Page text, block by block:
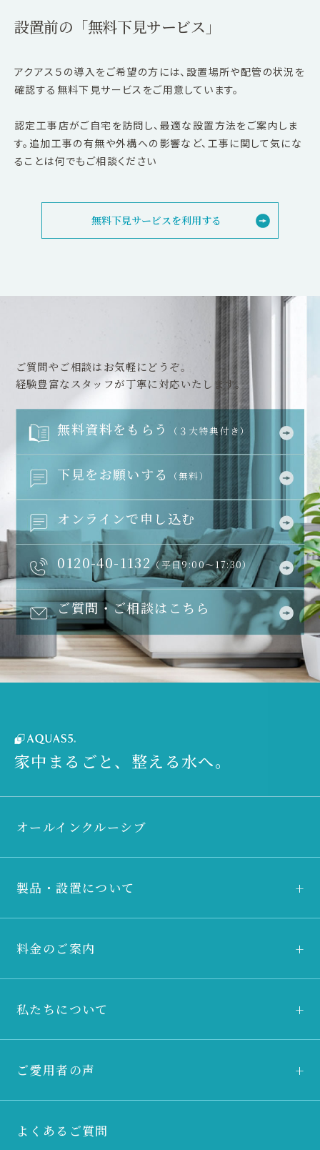
設置前の「無料下見サービス」
アクアス５の導入をご希望の方には、設置場所や配管の状況を
確認する無料下見サービスをご用意しています。
認定工事店がご自宅を訪問し、最適な設置方法をご案内しま
す。追加工事の有無や外構への影響など、工事に関して気にな
ることは何でもご相談ください
無料下見サービスを利用する
ご質問やご相談はお気軽にどうぞ。
経験豊富なスタッフが丁寧に対応いたします。
無料資料をもらう （３大特典付き）
下見をお願いする （無料）
オンラインで申し込む
0120-40-1132（平日9:00～17:30）
ご質問・ご相談はこちら
家中まるごと、整える水へ。
オールインクルーシブ
製品・設置について
料金のご案内
私たちについて
ご愛用者の声
よくあるご質問